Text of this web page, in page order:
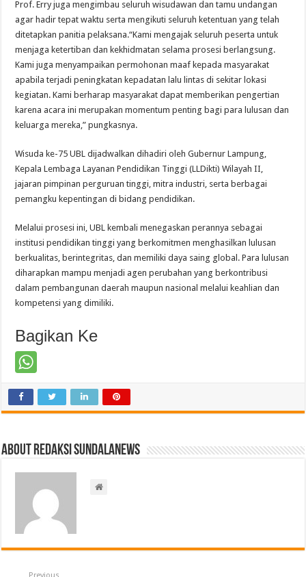
Prof. Erry juga mengimbau seluruh wisudawan dan tamu undangan
agar hadir tepat waktu serta mengikuti seluruh ketentuan yang telah
ditetapkan panitia pelaksana.“Kami mengajak seluruh peserta untuk
menjaga ketertiban dan kekhidmatan selama prosesi berlangsung.
Kami juga menyampaikan permohonan maaf kepada masyarakat
apabila terjadi peningkatan kepadatan lalu lintas di sekitar lokasi
kegiatan. Kami berharap masyarakat dapat memberikan pengertian
karena acara ini merupakan momentum penting bagi para lulusan dan
keluarga mereka,” pungkasnya.
Wisuda ke-75 UBL dijadwalkan dihadiri oleh Gubernur Lampung,
Kepala Lembaga Layanan Pendidikan Tinggi (LLDikti) Wilayah II,
jajaran pimpinan perguruan tinggi, mitra industri, serta berbagai
pemangku kepentingan di bidang pendidikan.
Melalui prosesi ini, UBL kembali menegaskan perannya sebagai
institusi pendidikan tinggi yang berkomitmen menghasilkan lulusan
berkualitas, berintegritas, dan memiliki daya saing global. Para lulusan
diharapkan mampu menjadi agen perubahan yang berkontribusi
dalam pembangunan daerah maupun nasional melalui keahlian dan
kompetensi yang dimiliki.
Bagikan Ke
About Redaksi Sundalanews